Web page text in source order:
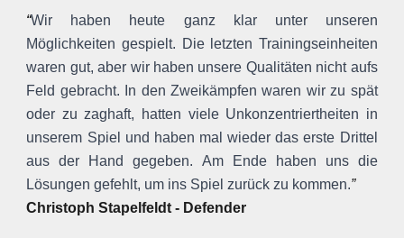
“Wir haben heute ganz klar unter unseren
Möglichkeiten gespielt. Die letzten Trainingseinheiten
waren gut, aber wir haben unsere Qualitäten nicht aufs
Feld gebracht. In den Zweikämpfen waren wir zu spät
oder zu zaghaft, hatten viele Unkonzentriertheiten in
unserem Spiel und haben mal wieder das erste Drittel
aus der Hand gegeben. Am Ende haben uns die
Lösungen gefehlt, um ins Spiel zurück zu kommen.”
Christoph Stapelfeldt - Defender